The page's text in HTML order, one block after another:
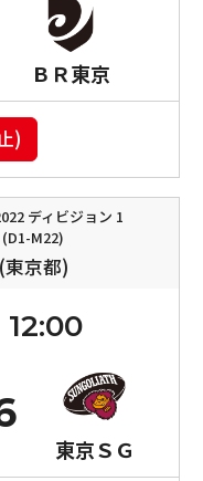
ＢＲ東京
)
ディビジョン 1
M22)
京都)
12:00
東京ＳＧ